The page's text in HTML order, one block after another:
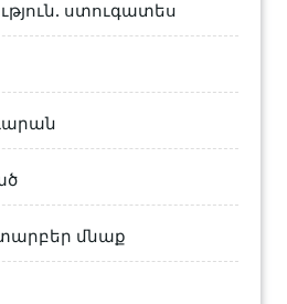
ստուգատես
մնաք